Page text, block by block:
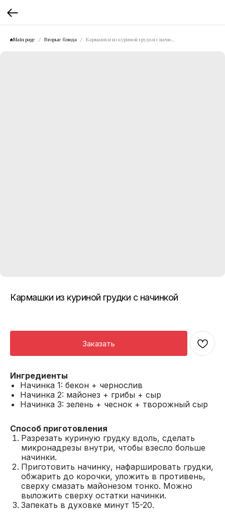
Main page Вторые блюда Кармашки из куриной грудки с начинкой
Кармашки из куриной грудки с начинкой
Заказать
Ингредиенты
Начинка 1: бекон + чернослив
Начинка 2: майонез + грибы + сыр
Начинка 3: зелень + чеснок + творожный сыр
Способ приготовления
Разрезать куриную грудку вдоль, сделать
микронадрезы внутри, чтобы взесло больше
начинки.
Приготовить начинку, нафаршировать грудки,
обжарить до корочки, уложить в противень,
сверху смазать майонезом тонко. Можно
выложить сверху остатки начинки.
Запекать в духовке минут 15-20.